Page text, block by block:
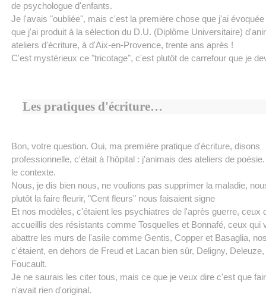
de psychologue d'enfants.
Je l'avais "oubliée", mais c'est la première chose que j'ai
que j'ai produit à la sélection du D.U. (Diplôme Universitaire)
ateliers d'écriture, à d'Aix-en-Provence, trente ans après !
C'est mystérieux ce "tricotage", c'est plutôt de carrefour que je
Les pratiques d'écriture…
Bon, votre question. Oui, ma première pratique d'écriture, disons
professionnelle, c'était à l'hôpital : j'animais des ateliers de
le contexte.
Nous, je dis bien nous, ne voulions pas supprimer la maladie,
plutôt la faire fleurir, "Cent fleurs" nous faisaient signe
Et nos modèles, c'étaient les psychiatres de l'après guerre, ceux
accueillis des résistants comme Tosquelles et Bonnafé, ceux qui
abattre les murs de l'asile comme Gentis, Copper et Basaglia,
c'étaient, en dehors de Freud et Lacan bien sûr, Deligny,
Foucault.
Je ne saurais les citer tous, mais ce que je veux dire c'est que
n'avait rien d'original.